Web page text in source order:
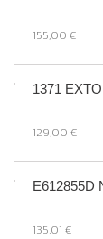
155,00 €
1371
129,00 €
E612855D
135,01 €